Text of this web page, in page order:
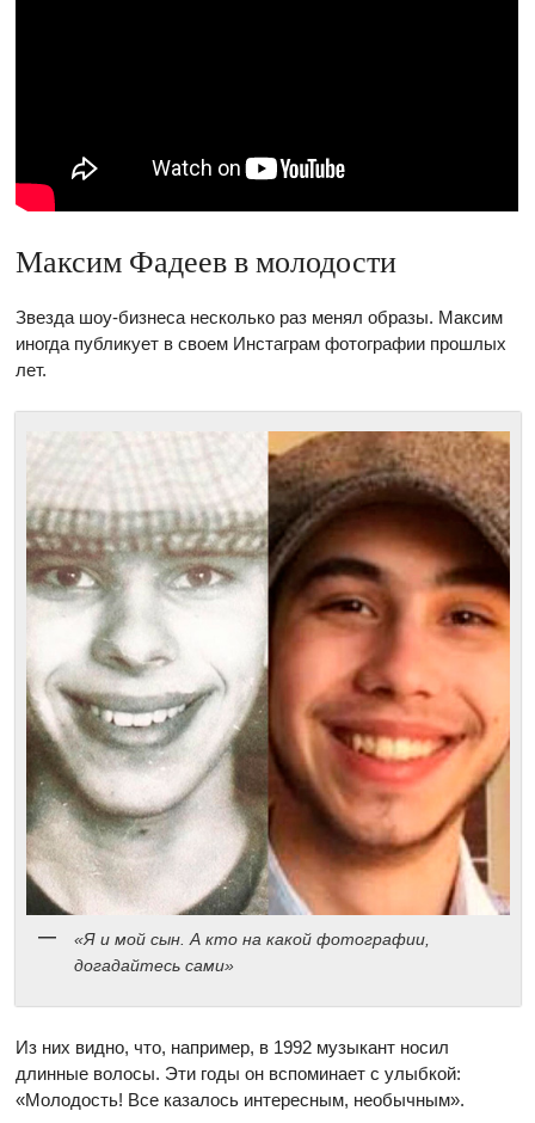
Максим Фадеев в молодости
Звезда шоу-бизнеса несколько раз менял образы. Максим
иногда публикует в своем Инстаграм фотографии прошлых
лет.
«Я и мой сын. А кто на какой фотографии,
догадайтесь сами»
Из них видно, что, например, в 1992 музыкант носил
длинные волосы. Эти годы он вспоминает с улыбкой:
«Молодость! Все казалось интересным, необычным».